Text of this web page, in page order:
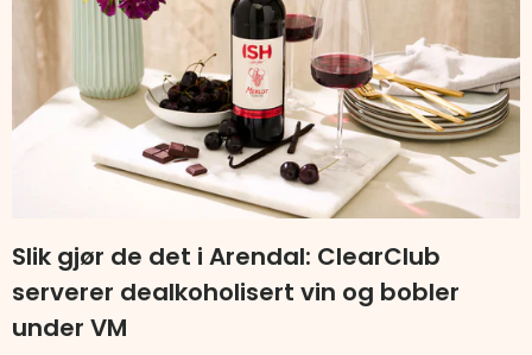
Slik gjør de det i Arendal: ClearClub
serverer dealkoholisert vin og bobler
under VM